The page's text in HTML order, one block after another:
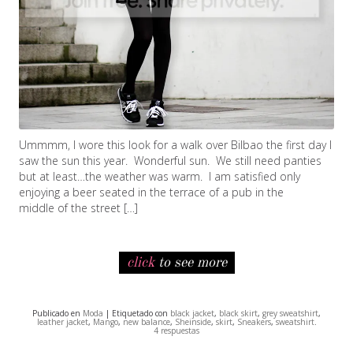
Ummmm, I wore this look for a walk over Bilbao the first day I
saw the sun this year. Wonderful sun. We still need panties
but at least…the weather was warm. I am satisfied only
enjoying a beer seated in the terrace of a pub in the
middle of the street […]
clickto see more
Publicado en Moda | Etiquetado con black jacket, black skirt, grey sweatshirt,
leather jacket, Mango, new balance, Sheinside, skirt, Sneakers,sweatshirt.
4 respuestas